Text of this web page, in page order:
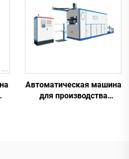
Автоматическая машина
для производства